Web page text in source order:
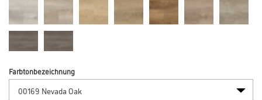
Farbtonbezeichnung